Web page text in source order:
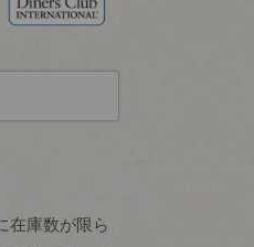
在庫数が限ら